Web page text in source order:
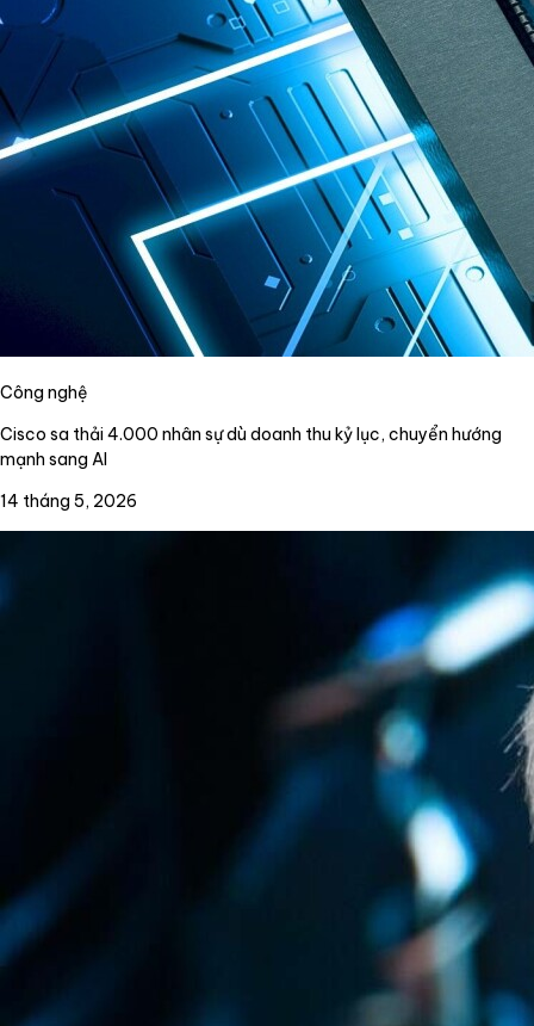
Công nghệ
Cisco sa thải 4.000 nhân sự dù doanh thu kỷ lục, chuyển hướng
mạnh sang AI
14 tháng 5, 2026